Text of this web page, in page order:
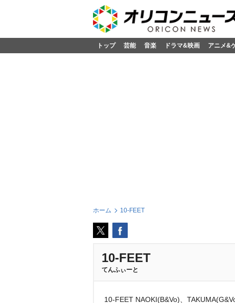
トップ 芸能 音楽 ドラマ&映画 アニメ&
ホーム 10-FEET
10-FEET
てんふぃーと
10-FEET NAOKI(B&Vo)、